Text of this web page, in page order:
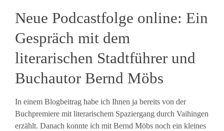
Neue Podcastfolge online: Ein
Gespräch mit dem
literarischen Stadtführer und
Buchautor Bernd Möbs
In einem Blogbeitrag habe ich Ihnen ja bereits von der
Buchpremiere mit literarischem Spaziergang durch Vaihingen
erzählt. Danach konnte ich mit Bernd Möbs noch ein kleines